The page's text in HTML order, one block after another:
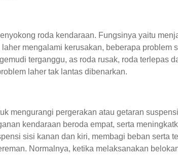
roda kendaraan. Fungsinya yaitu
mengalami kerusakan, beberapa problem
terganggu, as roda rusak, roda terlepas
laher tak lantas dibenarkan.
mengurangi pergerakan atau getaran
kendaraan beroda empat, serta
sisi kanan dan kiri, membagi beban serta
Normalnya, ketika melaksanakan